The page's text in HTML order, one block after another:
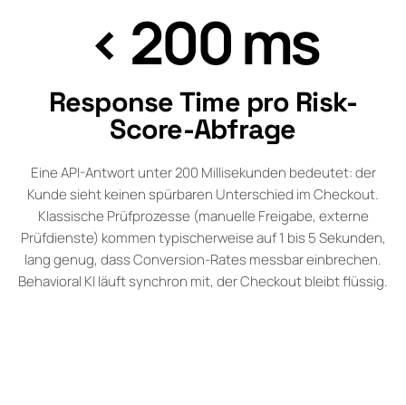
< 200 ms
Response Time pro Risk-
Score-Abfrage
Eine API-Antwort unter 200 Millisekunden bedeutet: der
Kunde sieht keinen spürbaren Unterschied im Checkout.
Klassische Prüfprozesse (manuelle Freigabe, externe
Prüfdienste) kommen typischerweise auf 1 bis 5 Sekunden,
lang genug, dass Conversion-Rates messbar einbrechen.
Behavioral KI läuft synchron mit, der Checkout bleibt flüssig.